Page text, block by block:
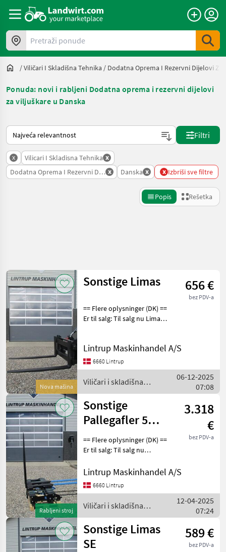
Pretraži ponude
/Viličari I Skladišna Tehnika / Dodatna Oprema I Rezervni Dijelovi Za
Ponuda: novi i rabljeni Dodatna oprema i rezervni dijelovi
za viljuškare u Danska
Tako se sortira na Landwirt.com
Filtri
x Vilicari I Skladisna Tehnika x
Dodatna Oprema I Rezervni Dijelovi Za Viljuskare
x Danska x x Izbriši sve filtre
Popis Rešetka
Kategorija 3 Država 1 Filtri
TRENUTNA
STAZA
Poljoprivredna
tehnika
Vilicari I
Skladisna
Tehnika
Dodatna
Oprema I
Rezervni
Dijelovi Za
Viljuskare
ODABERITE
KATEGORIJU
Dodatna oprema i rezervni dijelovi za viljuškare
7
MARKETPLACE
Marketplace
Ponude
trgovaca
Poništi
Prikaži 7
rezultata
Nova mašina
Sonstige Limas 656 €
bez PDV-a
== Flere oplysninger (DK) ==
Er til salg: Til salg nu Limas
på. Gaffellængde er 120cm
og slæden er 120cm. De ka
Lintrup Maskinhandel A/S
6660 Lintrup
Viličari i skladišna
tehnika / Sonstige
06-12-2025
07:08
Rabljeni stroj
Sonstige
Pallegafler 5
Tons med
Volvoskifte
3.318
€
bez PDV-a
== Flere oplysninger (DK) ==
Er til salg: Til salg nu
stor rendergraver. De er
med Volvo skifte og de er 1,
5 m lange og rammen er
Lintrup Maskinhandel A/S
6660 Lintrup
Viličari i skladišna
tehnika / Sonstige
12-04-2025
07:24
Sonstige Limas
SE
589 €
bez PDV-a